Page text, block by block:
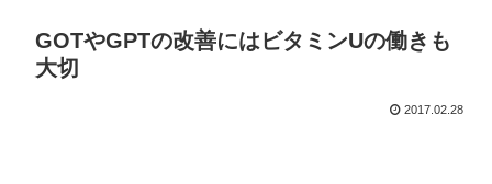
GOTやGPTの改善にはビタミンUの働きも
大切
2017.02.28